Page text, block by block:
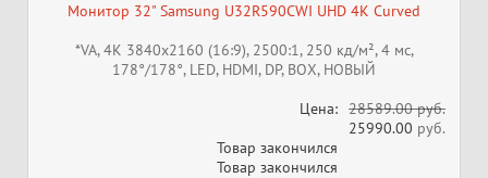
Монитор 32" Samsung U32R590CWI UHD 4K Curved
*VA, 4K 3840x2160 (16:9), 2500:1, 250 кд/м², 4 мс,
178°/178°, LED, HDMI, DP, ВОХ, НОВЫЙ
Цена: 28589.00 руб.
25990.00 руб.
Товар закончился
Товар закончился